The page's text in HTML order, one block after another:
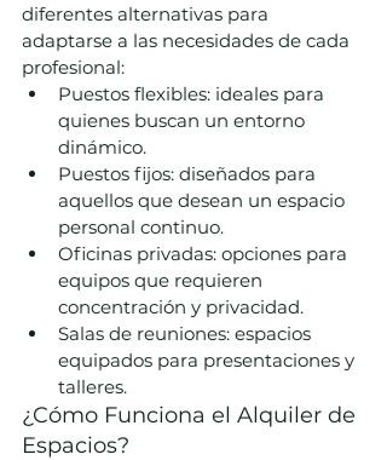
diferentes alternativas para
adaptarse a las necesidades de cada
profesional:
Puestos flexibles: ideales para
quienes buscan un entorno
dinámico.
Puestos fijos: diseñados para
aquellos que desean un espacio
personal continuo.
Oficinas privadas: opciones para
equipos que requieren
concentración y privacidad.
Salas de reuniones: espacios
equipados para presentaciones y
talleres.
¿Cómo Funciona el Alquiler de
Espacios?